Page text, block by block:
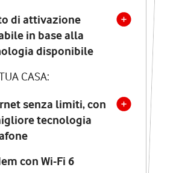
di attivazione
in base alla
disponibile
CASA:
senza limiti, con
tecnologia
con Wi-Fi 6
Costo di attivazione
variabile in base alla
tecnologia disponibile
PER LA TUA CASA:
Internet senza limiti, con
la migliore tecnologia
Vodafone
Modem Seven con Wi-Fi 7
Chiamate illimitate verso
numeri fissi e mobili